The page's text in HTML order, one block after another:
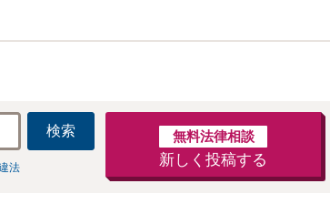
検索
法
無料法律相談
新しく投稿する